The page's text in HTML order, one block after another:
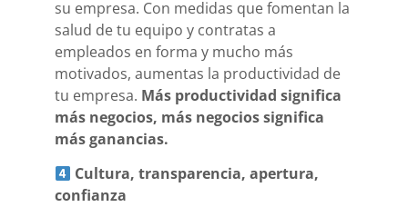
su empresa. Con medidas que fomentan la
salud de tu equipo y contratas a
empleados en forma y mucho más
motivados, aumentas la productividad de
tu empresa. Más productividad significa
más negocios, más negocios significa
más ganancias.
Cultura, transparencia, apertura,
confianza